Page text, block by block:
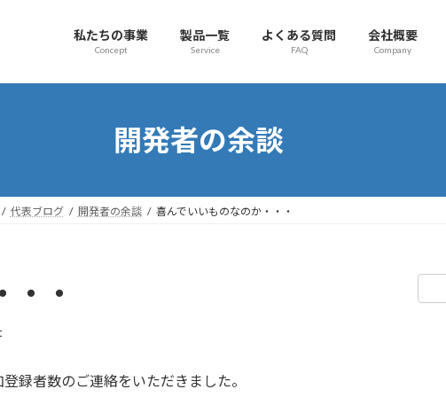
私たちの事業
Concept
製品一覧
Service
よくある質問
FAQ
会社概要
Company
開発者の余談
代表ブログ 開発者の余談 喜んでいいものなのか・・・
・・
録者数のご連絡をいただきました。